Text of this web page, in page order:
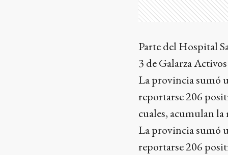
Parte del Hospital
3 de Galarza
La provincia sumó
reportarse 206
cuales, acumulan
La provincia sumó
reportarse 206